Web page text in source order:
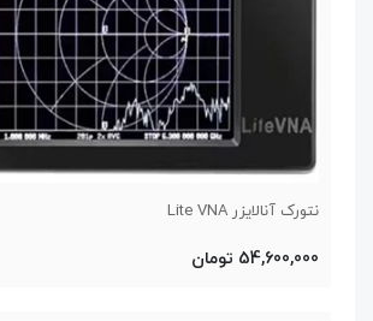
نتورک آنالایزر Lite VNA
54,600,000 تومان